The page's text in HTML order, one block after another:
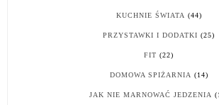
KUCHNIE ŚWIATA (44)
PRZYSTAWKI I DODATKI (25)
FIT (22)
DOMOWA SPIŻARNIA (14)
JAK NIE MARNOWAĆ JEDZENIA